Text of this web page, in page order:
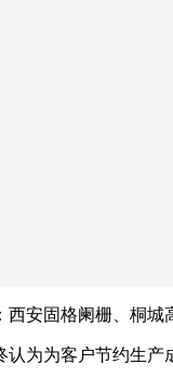
西安固格阑栅、桐
为为客户节约生